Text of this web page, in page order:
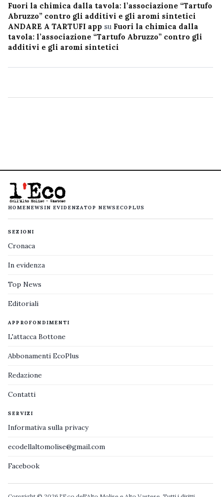
Fuori la chimica dalla tavola: l’associazione “Tartufo
Abruzzo” contro gli additivi e gli aromi sintetici
ANDARE A TARTUFI app su Fuori la chimica dalla
tavola: l’associazione “Tartufo Abruzzo” contro gli
additivi e gli aromi sintetici
HOMENEWS IN EVIDENZATOP NEWS ECOPLUS
SEZIONI
Cronaca
In evidenza
Top News
Editoriali
APPROFONDIMENTI
L'attacca Bottone
Abbonamenti EcoPlus
Redazione
Contatti
SERVIZI
Informativa sulla privacy
ecodellaltomolise@gmail.com
Facebook